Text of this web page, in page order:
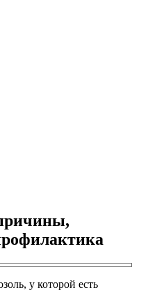
у которой есть